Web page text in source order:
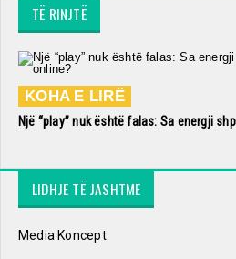
TË RINJTË
KOHA E LIRË
Një “play” nuk është falas: Sa energji
LIDHJE TË JASHTME
Media Koncept